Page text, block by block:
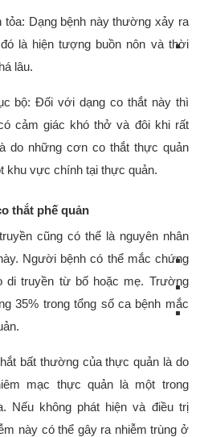
tỏa: Dạng bệnh này thường xảy ra
là hiện tượng buồn nôn và thời
lâu.
bộ: Đối với dạng co thắt này thì
cảm giác khó thở và đôi khi rất
do những cơn co thắt thực quản
khu vực chính tại thực quản.
thắt phế quản
cũng có thể là nguyên nhân
Người bệnh có thể mắc chứng
di truyền từ bố hoặc mẹ. Trường
35% trong tổng số ca bệnh mắc
bất thường của thực quản là do
mạc thực quản là một trong
Nếu không phát hiện và điều trị
này có thể gây ra nhiễm trùng ở